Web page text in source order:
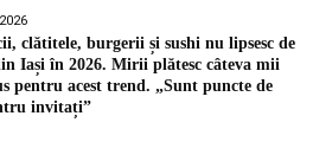
clătitele, burgerii și sushi nu lipsesc de
Iași în 2026. Mirii plătesc câteva mii
pentru acest trend. „Sunt puncte de
invitați”